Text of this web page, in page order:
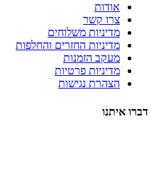
אודות
צרו קשר
מדיניות משלוחים
מדיניות החזרים והחלפות
מעקב הזמנות
מדיניות פרטיות
הצהרת נגישות
דברו איתנו